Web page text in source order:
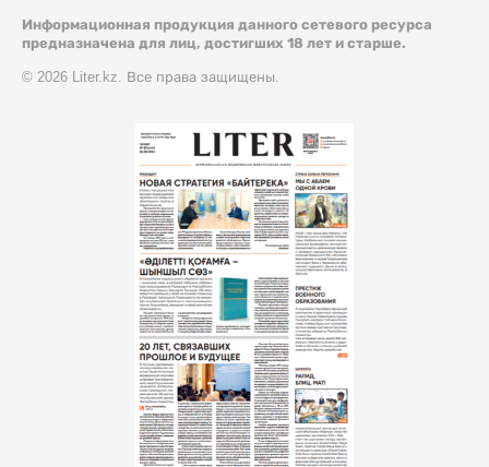
Информационная продукция данного сетевого ресурса
предназначена для лиц, достигших 18 лет и старше.
© 2026 Liter.kz. Все права защищены.